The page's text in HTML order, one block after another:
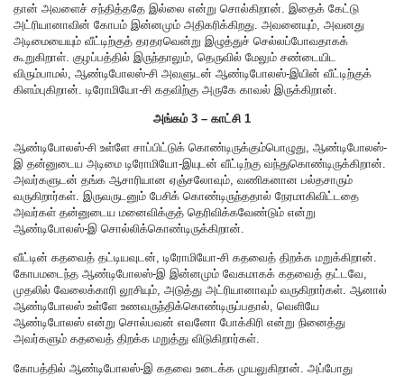
தான் அவளைச் சந்தித்ததே இல்லை என்று சொல்கிறான். இதைக் கேட்டு
அட்ரியானாவின் கோபம் இன்னமும் அதிகரிக்கிறது. அவனையும், அவனது
அடிமையையும் வீட்டிற்குத் தரதரவென்று இழுத்துச் செல்லப்போவதாகக்
கூறுகிறாள். குழப்பத்தில் இருந்தாலும், தெருவில் மேலும் சண்டையிட
விரும்பாமல், ஆண்டிபோலஸ்-சி அவளுடன் ஆண்டிபோலஸ்-இயின் வீட்டிற்குக்
கிளம்புகிறான். டிரோமியோ-சி கதவிற்கு அருகே காவல் இருக்கிறான்.
அங்கம் 3 – காட்சி 1
ஆண்டிபோலஸ்-சி உள்ளே சாப்பிட்டுக் கொண்டிருக்கும்பொழுது, ஆண்டிபோலஸ்-
இ தன்னுடைய அடிமை டிரோமியோ-இயுடன் வீட்டிற்கு வந்துகொண்டிருக்கிறான்.
அவர்களுடன் தங்க ஆசாரியான ஏஞ்சலோவும், வணிகனான பல்தசாரும்
வருகிறார்கள். இருவருடனும் பேசிக் கொண்டிருந்ததால் நேரமாகிவிட்டதை
அவர்கள் தன்னுடைய மனைவிக்குத் தெரிவிக்கவேண்டும் என்று
ஆண்டிபோலஸ்-இ சொல்லிக்கொண்டிருக்கிறான்.
வீட்டின் கதவைத் தட்டியவுடன், டிரோமியோ-சி கதவைத் திறக்க மறுக்கிறான்.
கோபமடைந்த ஆண்டிபோலஸ்-இ இன்னமும் வேகமாகக் கதவைத் தட்டவே,
முதலில் வேலைக்காரி லூசியும், அடுத்து அட்ரியானாவும் வருகிறார்கள். ஆனால்
ஆண்டிபோலஸ் உள்ளே உணவருந்திக்கொண்டிருப்பதால், வெளியே
ஆண்டிபோலஸ் என்று சொல்பவன் எவனோ போக்கிரி என்று நினைத்து
அவர்களும் கதவைத் திறக்க மறுத்து விடுகிறார்கள்.
கோபத்தில் ஆண்டிபோலஸ்-இ கதவை உடைக்க முயலுகிறான். அப்போது